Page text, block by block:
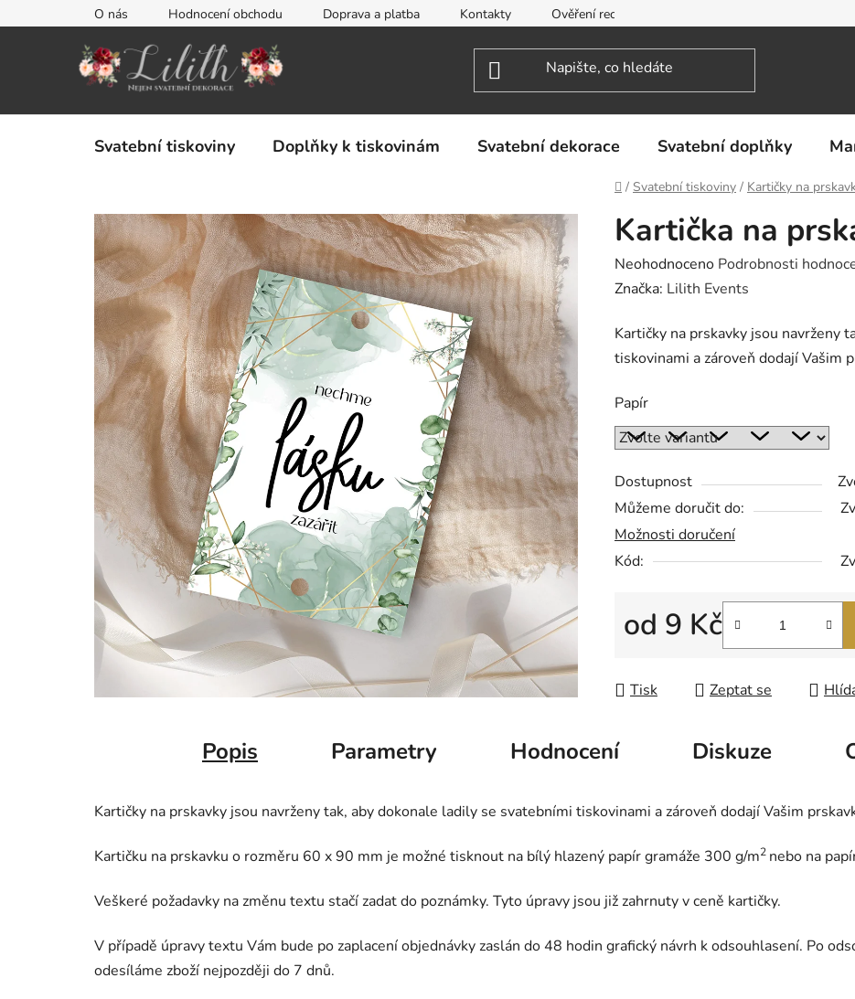
na
O nás Hodnocení obchodu Doprava a platba Kontakty Ověření recenzí
Svatební tiskoviny Doplňky k tiskovinám Svatební dekorace Svatební doplňky
Domů
/ Svatební tiskoviny / Kartičky na
Kartička na
Průměrné
hodnocení
je
0,0
5
hvězdiček.
Neohodnoceno Podrobnosti
Značka: Lilith Events
Kartičky na prskavky jsou navrženy
tiskovinami a zároveň dodají Vašim
Papír
Dostupnost
Můžeme doručit do:
Možnosti doručení
Kód:
od 9 Kč
Tisk Zeptat se
Popis Parametry Hodnocení Diskuze
Kartičky na prskavky jsou navrženy tak, aby dokonale ladily se svatebními tiskovinami a zároveň dodají Vašim
Kartičku na prskavku o rozměru 60 x 90 mm je možné tisknout na bílý hlazený papír gramáže 300 g/m2 nebo na
Veškeré požadavky na změnu textu stačí zadat do poznámky. Tyto úpravy jsou již zahrnuty v ceně kartičky.
V případě úpravy textu Vám bude po zaplacení objednávky zaslán do 48 hodin grafický návrh k odsouhlasení. Po
odesíláme zboží nejpozději do 7 dnů.